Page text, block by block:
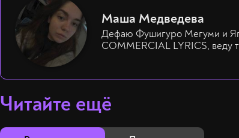
Маша Медведева
Дефаю Фушигуро Мегуми и
COMMERCIAL LYRICS, веду
Читайте ещё